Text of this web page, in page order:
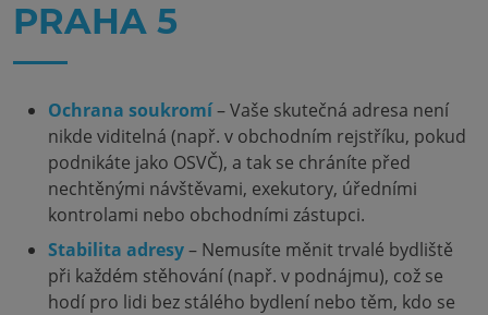
PRAHA 5
Ochrana soukromí– Vaše skutečná adresa není
nikde viditelná (např. v obchodním rejstříku, pokud
podnikáte jako OSVČ), a tak se chráníte před
nechtěnými návštěvami, exekutory, úředními
kontrolami nebo obchodními zástupci.
Stabilita adresy– Nemusíte měnit trvalé bydliště
při každém stěhování (např. v podnájmu), což se
hodí pro lidi bez stálého bydlení nebo těm, kdo se